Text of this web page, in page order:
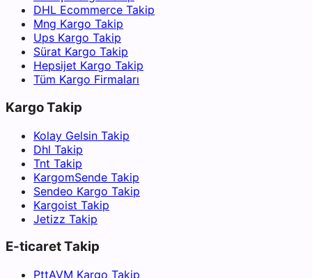
DHL Ecommerce Takip
Mng Kargo Takip
Ups Kargo Takip
Sürat Kargo Takip
Hepsijet Kargo Takip
Tüm Kargo Firmaları
Kargo Takip
Kolay Gelsin Takip
Dhl Takip
Tnt Takip
KargomSende Takip
Sendeo Kargo Takip
Kargoist Takip
Jetizz Takip
E-ticaret Takip
PttAVM Kargo Takip